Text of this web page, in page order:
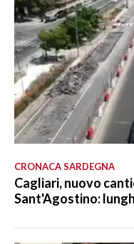
CRONACA SARDEGNA
Cagliari, nuovo
Sant'Agostino: